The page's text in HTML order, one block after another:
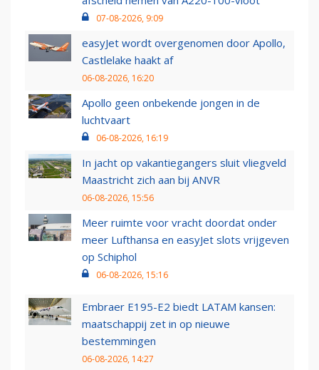
07-08-2026, 9:09
easyJet wordt overgenomen door Apollo,
Castlelake haakt af
06-08-2026, 16:20
Apollo geen onbekende jongen in de
luchtvaart
06-08-2026, 16:19
In jacht op vakantiegangers sluit vliegveld
Maastricht zich aan bij ANVR
06-08-2026, 15:56
Meer ruimte voor vracht doordat onder
meer Lufthansa en easyJet slots vrijgeven
op Schiphol
06-08-2026, 15:16
Embraer E195-E2 biedt LATAM kansen:
maatschappij zet in op nieuwe
bestemmingen
06-08-2026, 14:27